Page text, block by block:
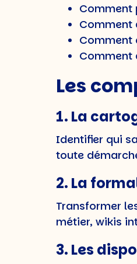
Comment
Comment
Comment
Comment
Les
1. La
Identifier qui
toute
2. La
Transformer
métier, wikis
3. Les